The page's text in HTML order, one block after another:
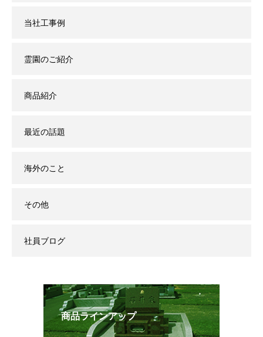
当社工事例
霊園のご紹介
商品紹介
最近の話題
海外のこと
その他
社員ブログ
商品ラインアップ